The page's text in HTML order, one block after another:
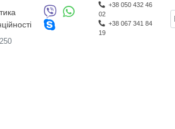
+38 050 432 46
02
+38 067 341 84
19